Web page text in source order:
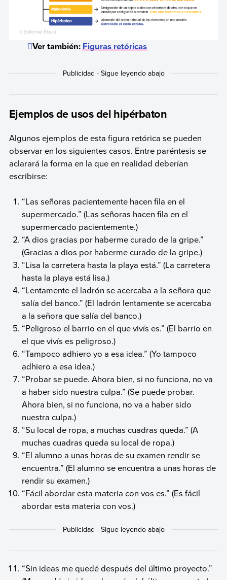
Ver también:Figuras retóricas
Ejemplos de usos del hipérbaton
Algunos ejemplos de esta figura retórica se pueden
observar en los siguientes casos. Entre paréntesis se
aclarará la forma en la que en realidad deberían
escribirse:
“Las señoras pacientemente hacen fila en el
supermercado.” (Las señoras hacen fila en el
supermercado pacientemente.)
“A dios gracias por haberme curado de la gripe.”
(Gracias a dios por haberme curado de la gripe.)
“Lisa la carretera hasta la playa está.” (La carretera
hasta la playa está lisa.)
“Lentamente el ladrón se acercaba a la señora que
salía del banco.” (El ladrón lentamente se acercaba
a la señora que salía del banco.)
“Peligroso el barrio en el que vivís es.” (El barrio en
el que vivís es peligroso.)
“Tampoco adhiero yo a esa idea.” (Yo tampoco
adhiero a esa idea.)
“Probar se puede. Ahora bien, si no funciona, no va
a haber sido nuestra culpa.” (Se puede probar.
Ahora bien, si no funciona, no va a haber sido
nuestra culpa.)
“Su local de ropa, a muchas cuadras queda.” (A
muchas cuadras queda su local de ropa.)
“El alumno a unas horas de su examen rendir se
encuentra.” (El alumno se encuentra a unas horas de
rendir su examen.)
“Fácil abordar esta materia con vos es.” (Es fácil
abordar esta materia con vos.)
“Sin ideas me quedé después del último proyecto.”